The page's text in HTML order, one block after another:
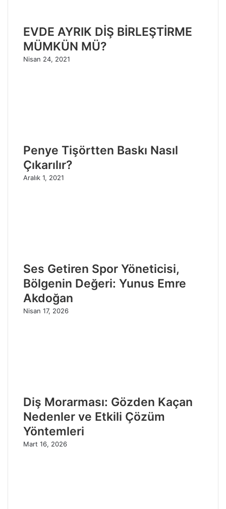
EVDE AYRIK DİŞ BİRLEŞTİRME
MÜMKÜN MÜ?
Nisan 24, 2021
Penye Tişörtten Baskı Nasıl
Çıkarılır?
Aralık 1, 2021
Ses Getiren Spor Yöneticisi,
Bölgenin Değeri: Yunus Emre
Akdoğan
Nisan 17, 2026
Diş Morarması: Gözden Kaçan
Nedenler ve Etkili Çözüm
Yöntemleri
Mart 16, 2026